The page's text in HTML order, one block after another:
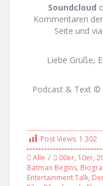
Soundcloud
Kommentaren
Seite und
Liebe Grüße,
Podcast & Text ©
Post Views: 1.302
Alle
00er, 10er,
Batman Begins,
Entertainment Talk,